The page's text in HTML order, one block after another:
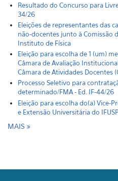
Resultado do Concurso para
34/26
Eleições de representantes das
não-docentes junto à Comissão
Instituto de Física
Eleição para escolha de 1 (um)
Câmara de Avaliação
Câmara de Atividades Docentes
Processo Seletivo para
determinado/FMA - Ed. IF-44/26
Eleição para escolha do(a) Vice-
e Extensão Universitária do
MAIS